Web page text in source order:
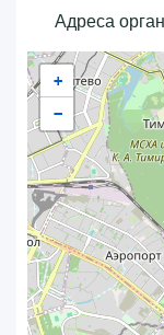
Адреса
+
−